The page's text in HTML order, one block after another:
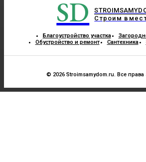
SD
Строим
Благоустройство участка
Обустройство и ремонт
Сантехника
© 2026 Stroimsamydom.ru. Все